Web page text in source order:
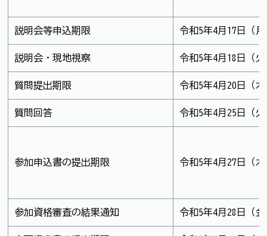
説明会等申込期限 令和5年4月17日（
説明会・現地視察 令和5年4月18日（
質問提出期限 令和5年4月20日（
質問回答 令和5年4月25日（
参加申込書の提出期限 令和5年4月27日（
参加資格審査の結果通知 令和5年4月28日（